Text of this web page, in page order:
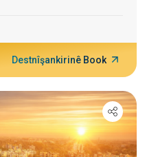
Destnîşankirinê Book